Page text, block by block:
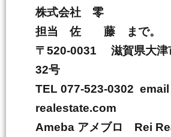
株式会社 零
担当 佐 藤 まで。
〒520-0031 滋賀県大津
32号
TEL 077-523-0302
realestate.com
Ameba アメブロ Rei